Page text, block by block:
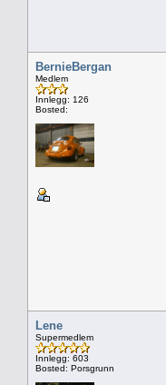
BernieBergan
Medlem
Innlegg: 126
Bosted:
Lene
Supermedlem
Innlegg: 603
Bosted: Porsgrunn